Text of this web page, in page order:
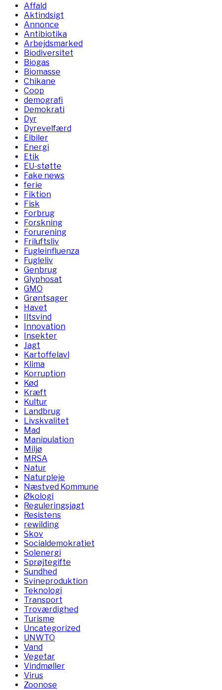
Affald
Aktindsigt
Annonce
Antibiotika
Arbejdsmarked
Biodiversitet
Biogas
Biomasse
Chikane
Coop
demografi
Demokrati
Dyr
Dyrevelfærd
Elbiler
Energi
Etik
EU-støtte
Fake news
ferie
Fiktion
Fisk
Forbrug
Forskning
Forurening
Friluftsliv
Fugleinfluenza
Fugleliv
Genbrug
Glyphosat
GMO
Grøntsager
Havet
Iltsvind
Innovation
Insekter
Jagt
Kartoffelavl
Klima
Korruption
Kød
Kræft
Kultur
Landbrug
Livskvalitet
Mad
Manipulation
Miljø
MRSA
Natur
Naturpleje
Næstved Kommune
Økologi
Reguleringsjagt
Resistens
rewilding
Skov
Socialdemokratiet
Solenergi
Sprøjtegifte
Sundhed
Svineproduktion
Teknologi
Transport
Troværdighed
Turisme
Uncategorized
UNWTO
Vand
Vegetar
Vindmøller
Virus
Zoonose